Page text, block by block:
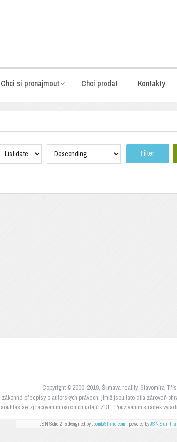
Chci si pronajmout Chci prodat Kontakty
Copyright © 2000-2019, Šumava reality, Slavomíra
předpisy o autorských právech, jimiž jsou tato díla zároveň
se zpracováním osobních údajů ZDE. Používáním stránek
JSN Solid 2 is designed byJoomlaShine.com | powered byJSN Sun